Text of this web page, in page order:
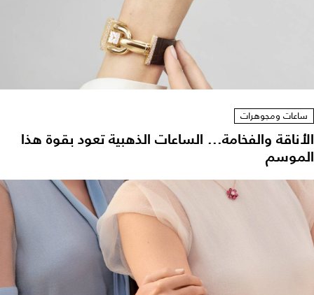
ساعات ومجوهرات
الأناقة والفخامة... الساعات الذهبية تعود بقوة هذا
الموسم